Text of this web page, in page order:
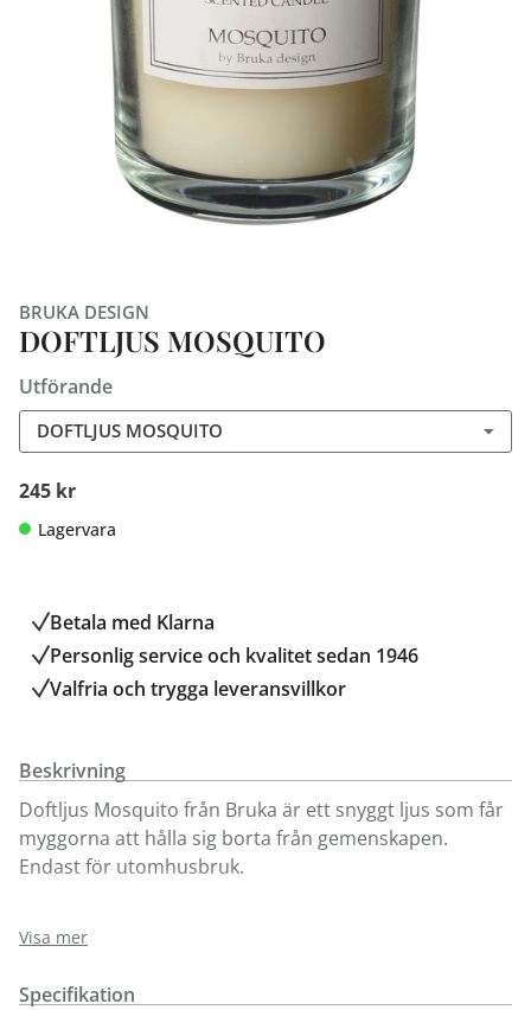
BRUKA DESIGN
DOFTLJUS MOSQUITO
Utförande
DOFTLJUS MOSQUITO
245 kr
Lagervara
Betala med Klarna
Personlig service och kvalitet sedan 1946
Valfria och trygga leveransvillkor
Beskrivning
Doftljus Mosquito från Bruka är ett snyggt ljus som får
myggorna att hålla sig borta från gemenskapen.
Endast för utomhusbruk.
Sollentunabutiken. Välkomna in!
Visa mer
Specifikation